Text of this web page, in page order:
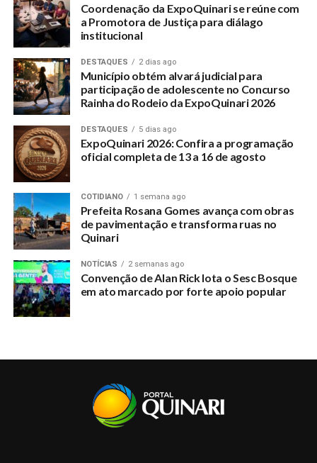
RELATED TOPICS:
UP NEXT
Prefeita e Vice estiveram em Brasília em busca de
recursos
DON'T MISS
TJAC julga improcedente pedido de Adicional de
Sexta parte dos servidores do Município
Coordenação da ExpoQuinari se reúne com
a Promotora de Justiça para diálago
institucional
DESTAQUES 2 dias ago
Município obtém alvará judicial para
participação de adolescente no Concurso
Rainha do Rodeio da ExpoQuinari 2026
DESTAQUES 5 dias ago
ExpoQuinari 2026: Confira a programação
oficial completa de 13 a 16 de agosto
COTIDIANO 1 semana ago
Prefeita Rosana Gomes avança com obras
de pavimentação e transforma ruas no
Quinari
NOTÍCIAS 2 semanas ago
Convenção de Alan Rick lota o Sesc Bosque
em ato marcado por forte apoio popular